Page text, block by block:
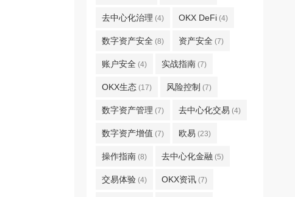
去中心化治理 (4) OKX DeFi (4)
数字资产安全 (8) 资产安全 (7)
账户安全 (4) 实战指南 (7)
OKX生态 (17) 风险控制 (7)
数字资产管理 (7) 去中心化交易 (4)
数字资产增值 (7) 欧易 (23)
操作指南 (8) 去中心化金融 (5)
交易体验 (4) OKX资讯 (7)